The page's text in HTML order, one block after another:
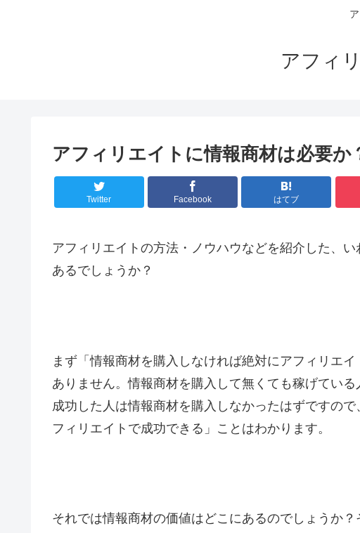
アフィ
アフィリエイトに情報商材は必要か
Twitter Facebook はてブ
アフィリエイトの方法・ノウハウなどを紹介した、
あるでしょうか？
まず「情報商材を購入しなければ絶対にアフィリエ
ありません。情報商材を購入して無くても稼げてい
成功した人は情報商材を購入しなかったはずですの
フィリエイトで成功できる」ことはわかります。
それでは情報商材の価値はどこにあるのでしょうか？